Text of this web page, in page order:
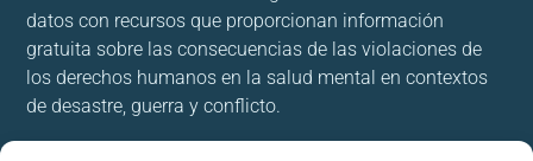
datos con recursos que proporcionan información
gratuita sobre las consecuencias de las violaciones de
los derechos humanos en la salud mental en contextos
de desastre, guerra y conflicto.